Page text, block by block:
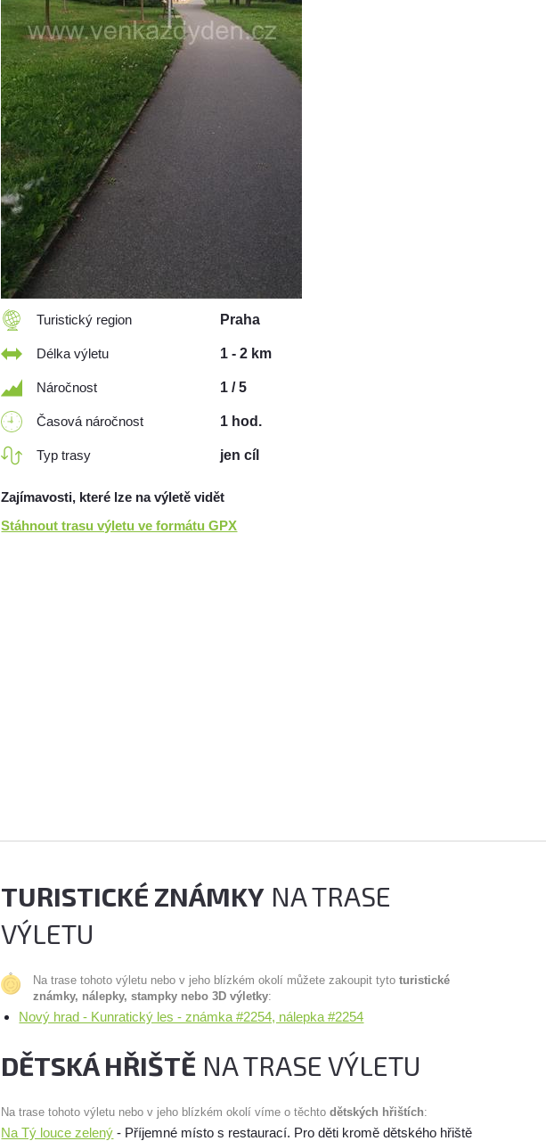
Turistický region Praha
Délka výletu 1 - 2 km
Náročnost 1 / 5
Časová náročnost 1 hod.
Typ trasy jen cíl
Zajímavosti, které lze na výletě vidět
Stáhnout trasu výletu ve formátu GPX
TURISTICKÉ ZNÁMKY NA TRASE
VÝLETU
Na trase tohoto výletu nebo v jeho blízkém okolí můžete zakoupit tytoturistické
známky, nálepky, stampky nebo 3D výletky:
Nový hrad - Kunratický les - známka #2254, nálepka #2254
DĚTSKÁ HŘIŠTĚ NA TRASE VÝLETU
Na trase tohoto výletu nebo v jeho blízkém okolí víme o těchtodětských hřištích:
Na Tý louce zelený - Příjemné místo s restaurací. Pro děti kromě dětského hřiště